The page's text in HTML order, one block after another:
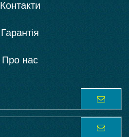
Контакти
Гарантія
Про нас